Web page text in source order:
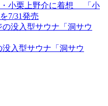
・小栗上野介に着想 「小
7/31発売
入型サウナ「洞サウ